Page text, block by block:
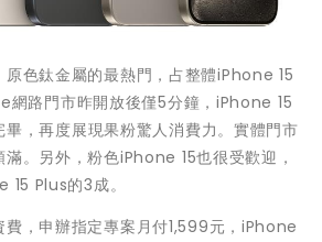
色鈦金屬的最熱門，占整體iPhone 15
路門市昨開放後僅5分鐘，iPhone 15
，再度展現果粉驚人消費力。實體門市
。另外，粉色iPhone 15也很受歡迎，
Plus的3成。
費，申辦指定專案月付1,599元，iPhone